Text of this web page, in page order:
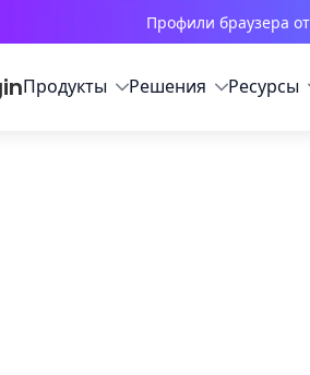
Профили браузера
Продукты Решения Ресурсы